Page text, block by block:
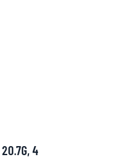
20.7G, 4